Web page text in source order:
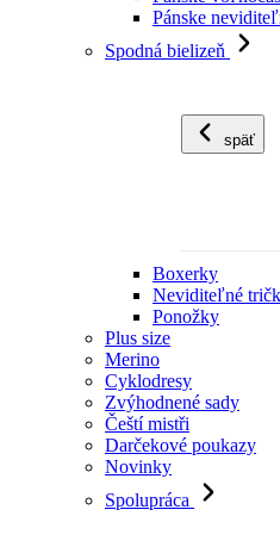
Pánske
Spodná bielizeň
späť
Boxerky
Neviditeľné
Ponožky
Plus size
Merino
Cyklodresy
Zvýhodnené sady
Čeští mistři
Darčekové poukazy
Novinky
Spolupráca